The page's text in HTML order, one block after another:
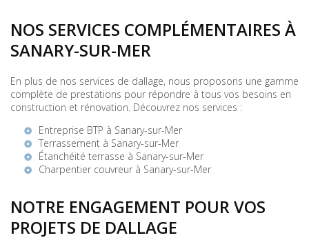
NOS SERVICES COMPLÉMENTAIRES À
SANARY-SUR-MER
En plus de nos services de dallage, nous proposons une gamme
complète de prestations pour répondre à tous vos besoins en
construction et rénovation. Découvrez nos services :
Entreprise BTP à Sanary-sur-Mer
Terrassement à Sanary-sur-Mer
Étanchéité terrasse à Sanary-sur-Mer
Charpentier couvreur à Sanary-sur-Mer
NOTRE ENGAGEMENT POUR VOS
PROJETS DE DALLAGE